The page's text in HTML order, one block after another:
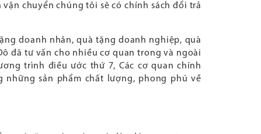
chuyển chúng tôi sẽ có chính sách đổi trả
doanh nhân, quà tặng doanh nghiệp, quà
đã tư vấn cho nhiều cơ quan trong và ngoài
trình điều ước thứ 7, Các cơ quan chính
những sản phẩm chất lượng, phong phú về